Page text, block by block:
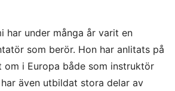
har under många år varit en
som berör. Hon har anlitats på
om i Europa både som instruktör
även utbildat stora delar av